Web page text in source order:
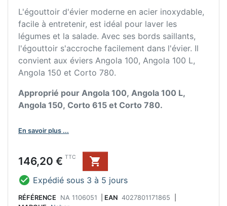
L'égouttoir d'évier moderne en acier inoxydable,
facile à entretenir, est idéal pour laver les
légumes et la salade. Avec ses bords saillants,
l'égouttoir s'accroche facilement dans l'évier. Il
convient aux éviers Angola 100, Angola 100 L,
Angola 150 et Corto 780.
Approprié pour Angola 100, Angola 100 L,
Angola 150, Corto 615 et Corto 780.
En savoir plus ...
Prix
146,20 € TTC

 Expédié sous 3 à 5 jours
RÉFÉRENCE NA 1106051 EAN 4027801171865